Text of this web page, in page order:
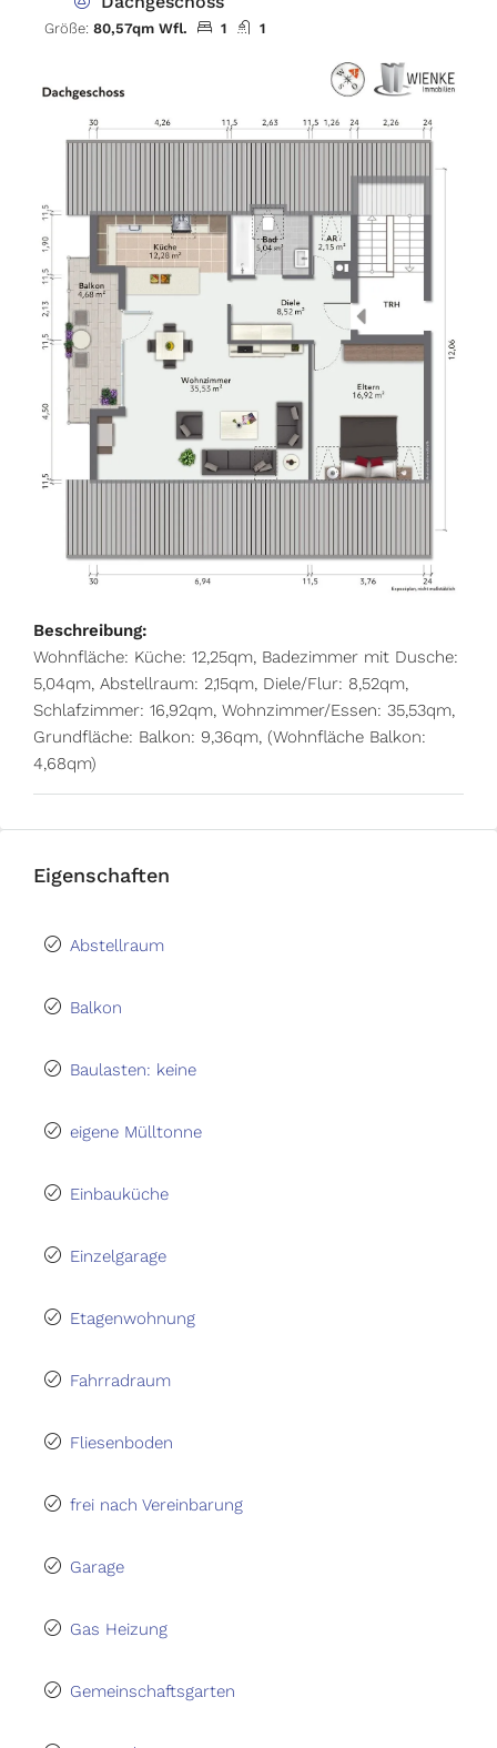
Größe: 80,57qm Wfl. 1 1
Beschreibung:
Wohnfläche: Küche: 12,25qm, Badezimmer mit Dusche:
5,04qm, Abstellraum: 2,15qm, Diele/Flur: 8,52qm,
Schlafzimmer: 16,92qm, Wohnzimmer/Essen: 35,53qm,
Grundfläche: Balkon: 9,36qm, (Wohnfläche Balkon:
4,68qm)
Eigenschaften
Abstellraum
Balkon
Baulasten: keine
eigene Mülltonne
Einbauküche
Einzelgarage
Etagenwohnung
Fahrradraum
Fliesenboden
frei nach Vereinbarung
Garage
Gas Heizung
Gemeinschaftsgarten